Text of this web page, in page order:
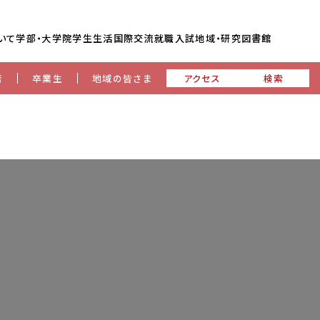
て学部・大学院学生生活国際交流就職入試地域・研究図書館
卒業生 地域の皆さま アクセス 検索